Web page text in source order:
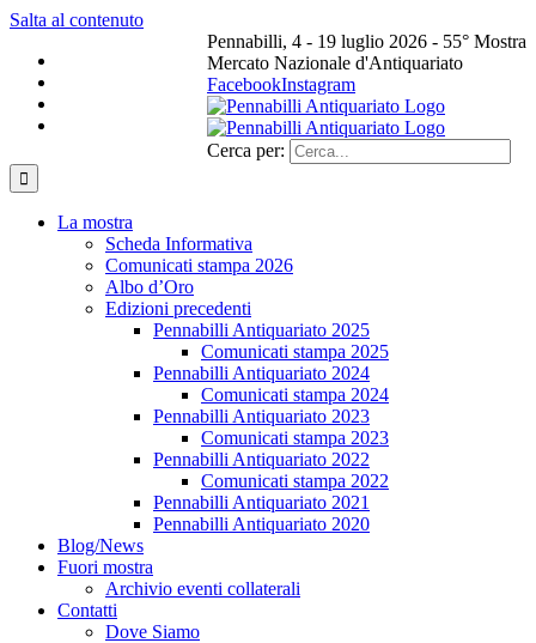
Salta al contenuto
Pennabilli, 4 - 19 luglio 2026 - 55° Mostra
Mercato Nazionale d'Antiquariato
FacebookInstagram
Cerca per:
La mostra
Scheda Informativa
Comunicati stampa 2026
Albo d’Oro
Edizioni precedenti
Pennabilli Antiquariato 2025
Comunicati stampa 2025
Pennabilli Antiquariato 2024
Comunicati stampa 2024
Pennabilli Antiquariato 2023
Comunicati stampa 2023
Pennabilli Antiquariato 2022
Comunicati stampa 2022
Pennabilli Antiquariato 2021
Pennabilli Antiquariato 2020
Blog/News
Fuori mostra
Archivio eventi collaterali
Contatti
Dove Siamo